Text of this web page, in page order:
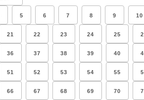
5 6 7 8 9 10
21 22 23 24 25
36 37 38 39 40
51 52 53 54 55
66 67 68 69 70